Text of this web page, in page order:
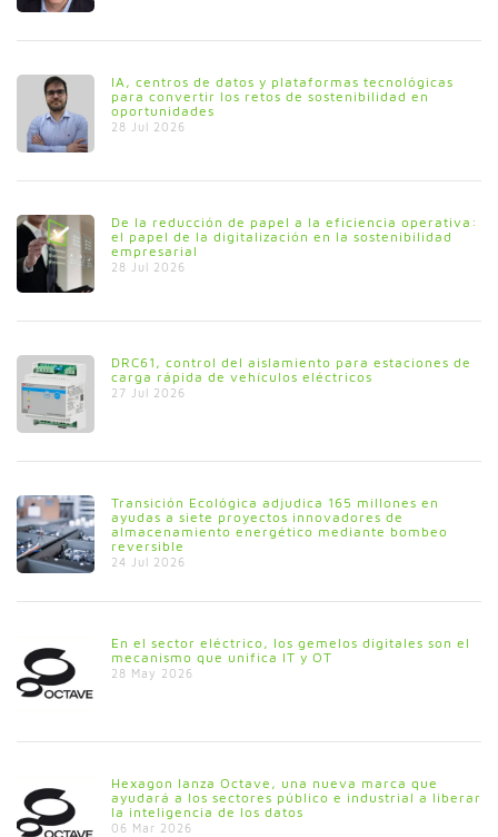
IA, centros de datos y plataformas tecnológicas
para convertir los retos de sostenibilidad en
oportunidades
28 Jul 2026
De la reducción de papel a la eficiencia operativa:
el papel de la digitalización en la sostenibilidad
empresarial
28 Jul 2026
DRC61, control del aislamiento para estaciones de
carga rápida de vehículos eléctricos
27 Jul 2026
Transición Ecológica adjudica 165 millones en
ayudas a siete proyectos innovadores de
almacenamiento energético mediante bombeo
reversible
24 Jul 2026
En el sector eléctrico, los gemelos digitales son el
mecanismo que unifica IT y OT
28 May 2026
Hexagon lanza Octave, una nueva marca que
ayudará a los sectores público e industrial a liberar
la inteligencia de los datos
06 Mar 2026